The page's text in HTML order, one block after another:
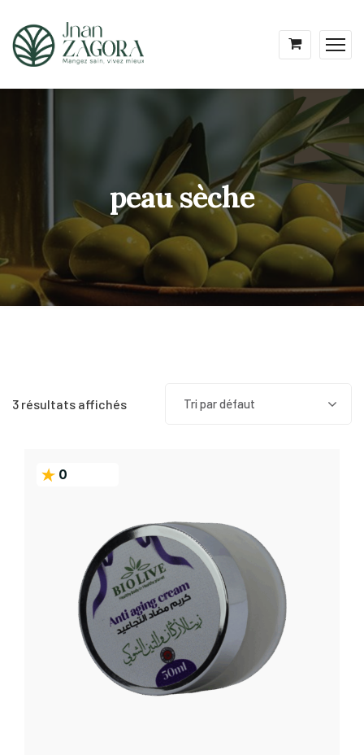
peau sèche
3 résultats affichés Tri par défaut
0